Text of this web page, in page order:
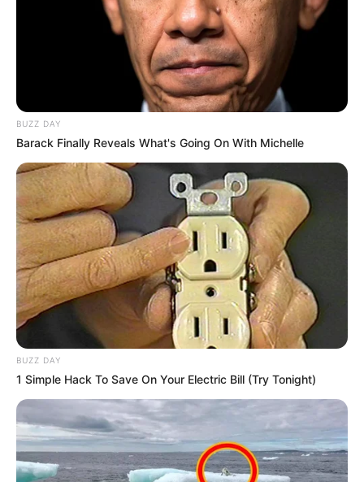
Tropiques-FM : 2 – 7 – 10 – 4 – 6 – 9 – 14 – 3
Week-End : 4 – 7 – 13 – 2 – 1 – 3 – 16
ZEturf : 7 – 16 – 3 – 2 – 9 – 13 – 1 – 4
Les courses dans le passé.
BUZZ DAY
Barack Finally Reveals What's Going On With Michelle
BUZZ DAY
1 Simple Hack To Save On Your Electric Bill (Try Tonight)